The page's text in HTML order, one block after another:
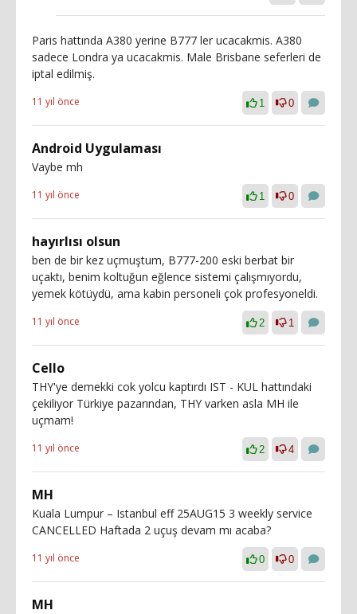
Paris hattında A380 yerine B777 ler ucacakmis. A380
sadece Londra ya ucacakmis. Male Brisbane seferleri de
iptal edilmiş.
11 yıl önce 1 0
Android Uygulaması
Vaybe mh
11 yıl önce 1 0
hayırlısı olsun
ben de bir kez uçmuştum, B777-200 eski berbat bir
uçaktı, benim koltuğun eğlence sistemi çalışmıyordu,
yemek kötüydü, ama kabin personeli çok profesyoneldi.
11 yıl önce 2 1
Cello
THY'ye demekki cok yolcu kaptırdı IST - KUL hattındaki
çekiliyor Türkiye pazarından, THY varken asla MH ile
uçmam!
11 yıl önce 2 4
MH
Kuala Lumpur – Istanbul eff 25AUG15 3 weekly service
CANCELLED Haftada 2 uçuş devam mı acaba?
11 yıl önce 0 0
MH